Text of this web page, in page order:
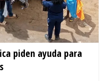
piden ayuda para